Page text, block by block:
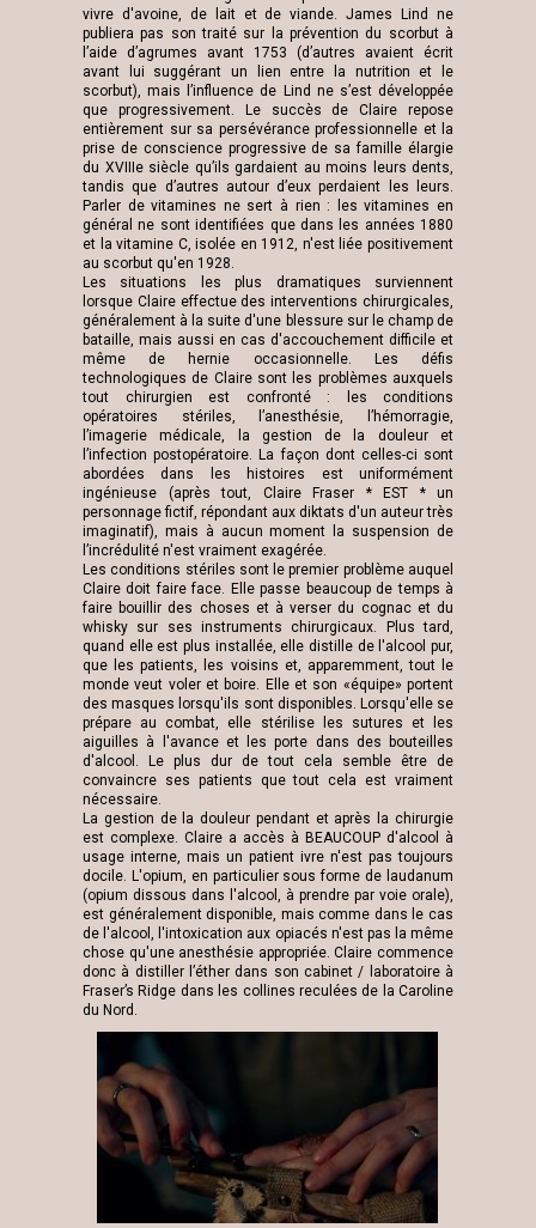
vivre d'avoine, de lait et de viande. James Lind ne
publiera pas son traité sur la prévention du scorbut à
l’aide d’agrumes avant 1753 (d’autres avaient écrit
avant lui suggérant un lien entre la nutrition et le
scorbut), mais l’influence de Lind ne s’est développée
que progressivement. Le succès de Claire repose
entièrement sur sa persévérance professionnelle et la
prise de conscience progressive de sa famille élargie
du XVIIIe siècle qu’ils gardaient au moins leurs dents,
tandis que d’autres autour d’eux perdaient les leurs.
Parler de vitamines ne sert à rien : les vitamines en
général ne sont identifiées que dans les années 1880
et la vitamine C, isolée en 1912, n'est liée positivement
au scorbut qu'en 1928.
Les situations les plus dramatiques surviennent
lorsque Claire effectue des interventions chirurgicales,
généralement à la suite d'une blessure sur le champ de
bataille, mais aussi en cas d'accouchement difficile et
même de hernie occasionnelle. Les défis
technologiques de Claire sont les problèmes auxquels
tout chirurgien est confronté : les conditions
opératoires stériles, l’anesthésie, l’hémorragie,
l’imagerie médicale, la gestion de la douleur et
l’infection postopératoire. La façon dont celles-ci sont
abordées dans les histoires est uniformément
ingénieuse (après tout, Claire Fraser * EST * un
personnage fictif, répondant aux diktats d'un auteur très
imaginatif), mais à aucun moment la suspension de
l’incrédulité n'est vraiment exagérée.
Les conditions stériles sont le premier problème auquel
Claire doit faire face. Elle passe beaucoup de temps à
faire bouillir des choses et à verser du cognac et du
whisky sur ses instruments chirurgicaux. Plus tard,
quand elle est plus installée, elle distille de l'alcool pur,
que les patients, les voisins et, apparemment, tout le
monde veut voler et boire. Elle et son «équipe» portent
des masques lorsqu'ils sont disponibles. Lorsqu'elle se
prépare au combat, elle stérilise les sutures et les
aiguilles à l'avance et les porte dans des bouteilles
d'alcool. Le plus dur de tout cela semble être de
convaincre ses patients que tout cela est vraiment
nécessaire.
La gestion de la douleur pendant et après la chirurgie
est complexe. Claire a accès à BEAUCOUP d'alcool à
usage interne, mais un patient ivre n'est pas toujours
docile. L'opium, en particulier sous forme de laudanum
(opium dissous dans l'alcool, à prendre par voie orale),
est généralement disponible, mais comme dans le cas
de l'alcool, l'intoxication aux opiacés n'est pas la même
chose qu'une anesthésie appropriée. Claire commence
donc à distiller l’éther dans son cabinet / laboratoire à
Fraser’s Ridge dans les collines reculées de la Caroline
du Nord.